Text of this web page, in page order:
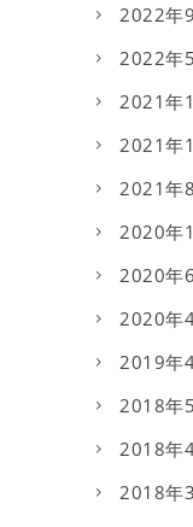
2022年
2022年
2021年
2021年
2021年
2020年
2020年
2020年
2019年
2018年
2018年
2018年